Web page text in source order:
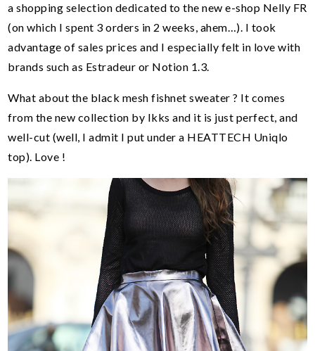
a shopping selection dedicated to the new e-shop Nelly FR
(on which I spent 3 orders in 2 weeks, ahem…). I took
advantage of sales prices and I especially felt in love with
brands such as Estradeur or Notion 1.3.
What about the black mesh fishnet sweater ? It comes
from the new collection by Ikks and it is just perfect, and
well-cut (well, I admit I put under a HEATTECH Uniqlo
top). Love !